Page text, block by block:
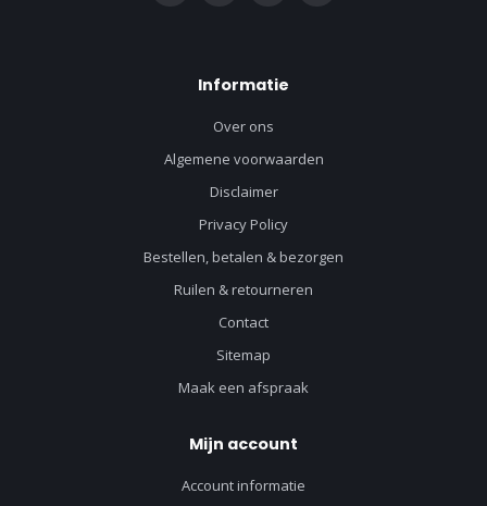
Informatie
Over ons
Algemene voorwaarden
Disclaimer
Privacy Policy
Bestellen, betalen & bezorgen
Ruilen & retourneren
Contact
Sitemap
Maak een afspraak
Mijn account
Account informatie